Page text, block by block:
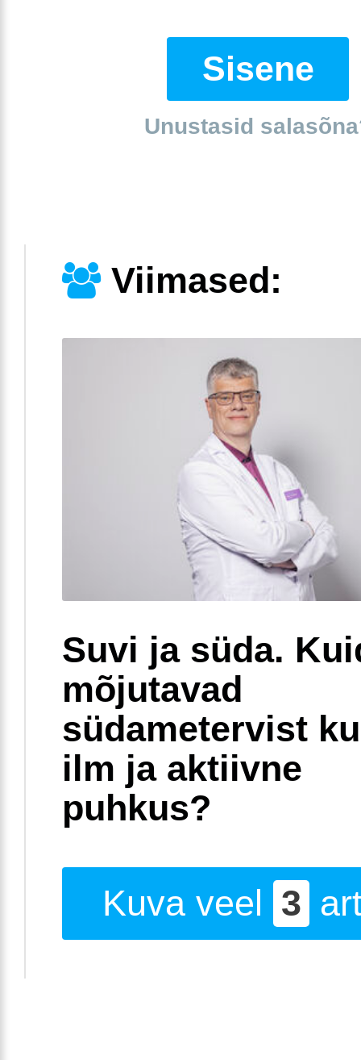
Sisene
Unustasid
Viimased:
Suvi ja süda.
mõjutavad
südametervist
ilm ja aktiivne
puhkus?
Kuva veel 3